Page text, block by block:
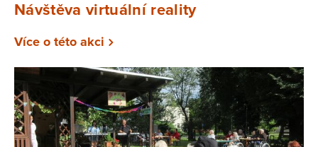
Návštěva virtuální reality
Více o této akci